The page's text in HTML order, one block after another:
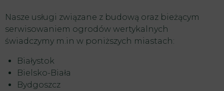
Nasze usługi związane z budową oraz bieżącym
serwisowaniem ogrodów wertykalnych
świadczymy m.in w poniższych miastach:
Białystok
Bielsko-Biała
Bydgoszcz